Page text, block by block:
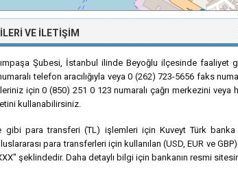
VE İLETIŞIM
Şubesi, İstanbul ilinde Beyoğlu ilçesinde faaliyet
telefon aracılığıyla veya 0 (262) 723-5656 faks
için 0 (850) 251 0 123 numaralı çağrı merkezini
kullanabilirsiniz.
gibi para transferi (TL) işlemleri için Kuveyt Türk
para transferleri için kullanılan (USD, EUR ve
şeklindedir. Daha detaylı bilgi için bankanın resmi